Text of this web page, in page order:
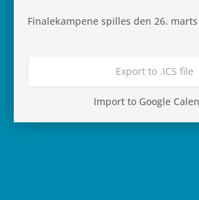
Fina­le­kam­pene spil­les den 26.
Export to .ICS file
Import to Google